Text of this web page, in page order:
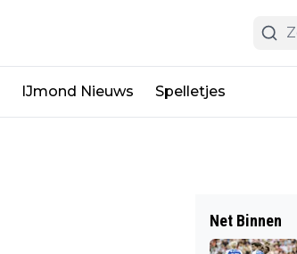
IJmond Nieuws Spelletjes
Net Binnen